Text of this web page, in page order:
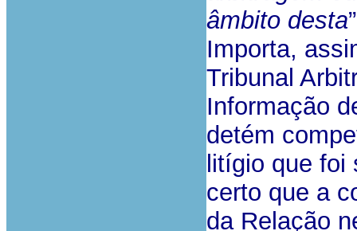
âmbito desta
Importa,
Tribunal
Informação
detém
litígio que
certo que a
da Relação